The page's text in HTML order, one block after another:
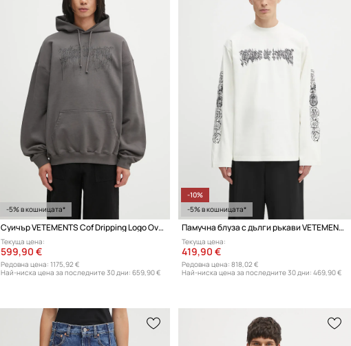
-5% в кошницата*
Суичър VETEMENTS Cof Dripping Logo Oversized
Текуща цена:
599,90 €
Редовна цена: 1175,92 €
Най-ниска цена за последните 30 дни: 659,90 €
-10%
-5% в кошницата*
Памучна блуза с дълги ръкави VETEMENTS Cof Double Logo Longsleeve
Текуща цена:
419,90 €
Редовна цена: 818,02 €
Най-ниска цена за последните 30 дни: 469,90 €